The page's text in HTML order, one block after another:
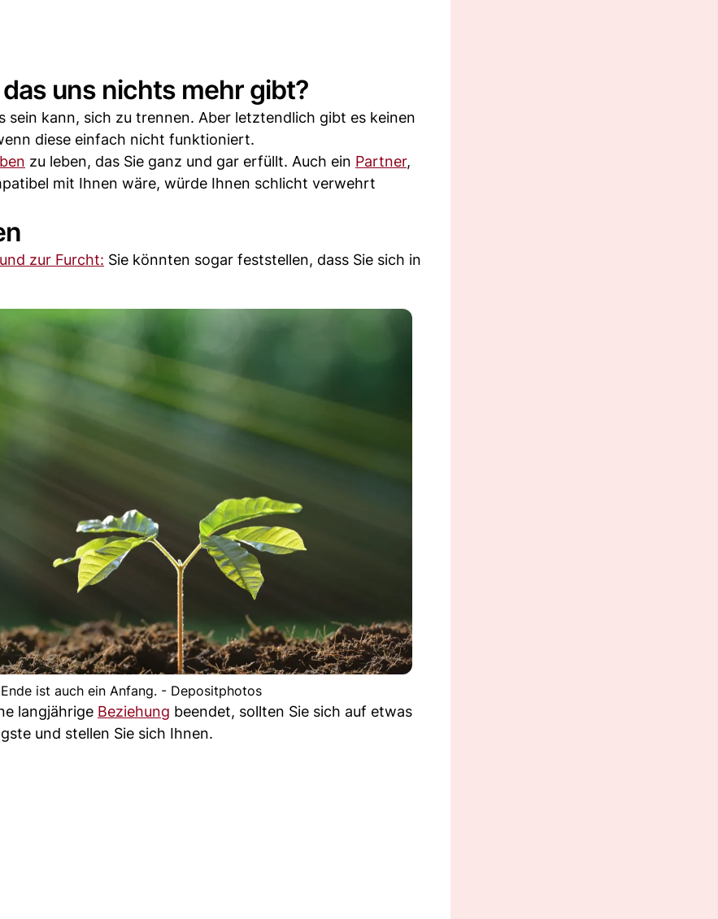
uns nichts mehr gibt?
kann, sich zu trennen. Aber letztendlich gibt es keinen
diese einfach nicht funktioniert.
zu leben, das Sie ganz und gar erfüllt. Auch ein Partner,
mit Ihnen wäre, würde Ihnen schlicht verwehrt
zur Furcht: Sie könnten sogar feststellen, dass Sie sich in
ist auch ein Anfang. - Depositphotos
langjährige Beziehung beendet, sollten Sie sich auf etwas
und stellen Sie sich Ihnen.